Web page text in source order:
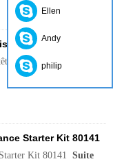
à tête 80150
80150Suite
Starter Kit 80141
Kit 80141 Suite
Ellen
Andy
philip